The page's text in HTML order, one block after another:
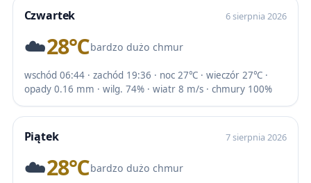
Czwartek 6 sierpnia 2026
☁️28℃bardzo dużo chmur
wschód 06:44 · zachód 19:36 · noc 27℃ · wieczór 27℃ ·
opady 0.16 mm · wilg. 74% · wiatr 8 m/s · chmury 100%
Piątek 7 sierpnia 2026
☁️28℃bardzo dużo chmur